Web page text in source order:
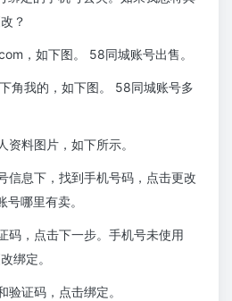
？
，如下图。 58同城账号出售。
角我的，如下图。 58同城账号多
料图片，如下所示。
信息下，找到手机号码，点击更改
哪里有卖。
码，点击下一步。手机号未使用
绑定。
证码，点击绑定。